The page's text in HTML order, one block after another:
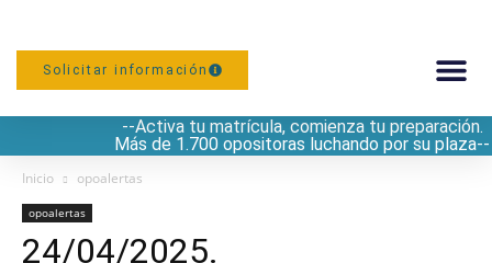
Solicitar información
--Activa tu matrícula, comienza tu preparación.
Más de 1.700 opositoras luchando por su plaza--
Inicio opoalertas
opoalertas
24/04/2025.